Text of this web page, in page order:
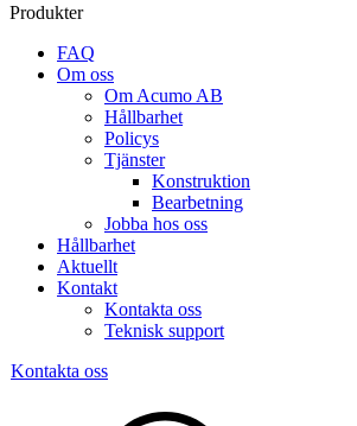
Produkter
FAQ
Om oss
Om Acumo AB
Hållbarhet
Policys
Tjänster
Konstruktion
Bearbetning
Jobba hos oss
Hållbarhet
Aktuellt
Kontakt
Kontakta oss
Teknisk support
Kontakta oss